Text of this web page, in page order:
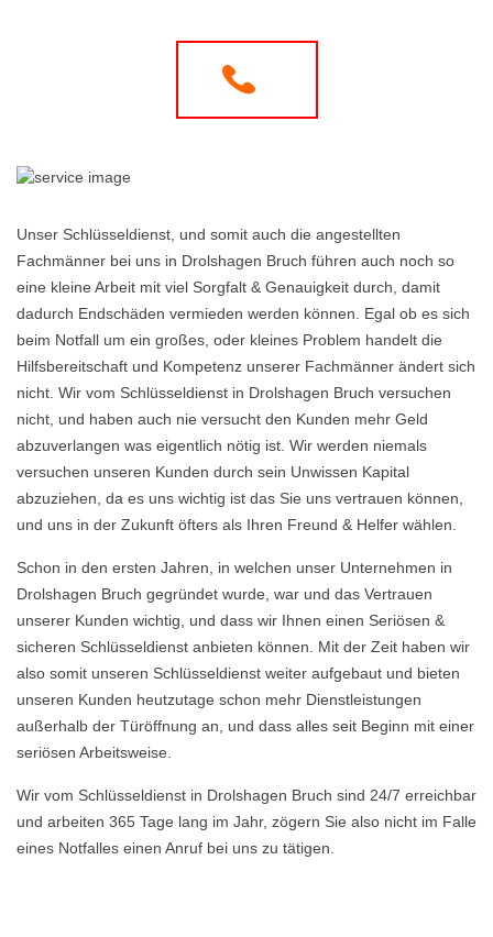
Unser Schlüsseldienst, und somit auch die angestellten
Fachmänner bei uns in Drolshagen Bruch führen auch noch so
eine kleine Arbeit mit viel Sorgfalt & Genauigkeit durch, damit
dadurch Endschäden vermieden werden können. Egal ob es sich
beim Notfall um ein großes, oder kleines Problem handelt die
Hilfsbereitschaft und Kompetenz unserer Fachmänner ändert sich
nicht. Wir vom Schlüsseldienst in Drolshagen Bruch versuchen
nicht, und haben auch nie versucht den Kunden mehr Geld
abzuverlangen was eigentlich nötig ist. Wir werden niemals
versuchen unseren Kunden durch sein Unwissen Kapital
abzuziehen, da es uns wichtig ist das Sie uns vertrauen können,
und uns in der Zukunft öfters als Ihren Freund & Helfer wählen.
Schon in den ersten Jahren, in welchen unser Unternehmen in
Drolshagen Bruch gegründet wurde, war und das Vertrauen
unserer Kunden wichtig, und dass wir Ihnen einen Seriösen &
sicheren Schlüsseldienst anbieten können. Mit der Zeit haben wir
also somit unseren Schlüsseldienst weiter aufgebaut und bieten
unseren Kunden heutzutage schon mehr Dienstleistungen
außerhalb der Türöffnung an, und dass alles seit Beginn mit einer
seriösen Arbeitsweise.
Wir vom Schlüsseldienst in Drolshagen Bruch sind 24/7 erreichbar
und arbeiten 365 Tage lang im Jahr, zögern Sie also nicht im Falle
eines Notfalles einen Anruf bei uns zu tätigen.